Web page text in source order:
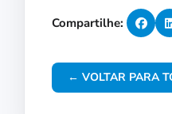
Compartilhe:
← VOLTAR PARA